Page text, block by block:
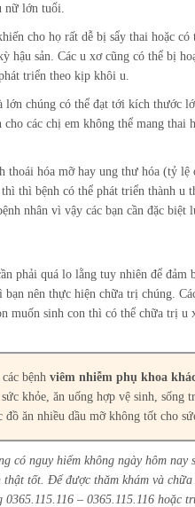
nữ lớn tuổi.
cho họ rất dễ bị sẩy thai hoặc có
hậu sản. Các u xơ cũng có thể bị
triển theo kịp khôi u.
lớn chúng có thể đạt tới kích thước
các chị em không thể mang thai
thoái hóa mỡ hay ung thư hóa (tỷ lệ
thì bệnh có thể phát triển thành u
nhân vì vậy các bạn cần đặc
phải quá lo lằng tuy nhiên để đảm
nên thực hiện chữa trị chúng.
muốn sinh con thì có thể chữa trị u
bệnhviêm nhiễm phụ khoa
khỏe, ăn uống hợp vệ sinh, sống
đồ ăn nhiều dầu mỡ không tốt cho
có nguy hiểm không ngày hôm nay
thật tốt. Để được thăm khám và
– 0365.115.116 hoặc